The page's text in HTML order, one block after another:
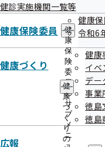
健診実施機関一覧等
健康保険委員
健
康
保
険
委
員
の
サ
ブ
メ
ニ
健康
令和6
健康づくり
健
康
づ
く
り
の
健康
イベ
デー
事業
徳島
徳島
広報
令和4年度 第3回徳
令和05年01月11日開催
令和4年度 第2回徳